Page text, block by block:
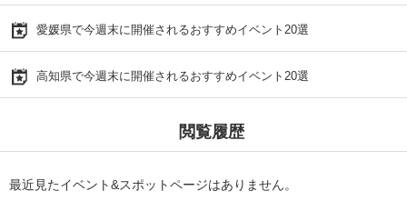
愛媛県で今週末に開催されるおすすめイベント20選
高知県で今週末に開催されるおすすめイベント20選
閲覧履歴
最近見たイベント&スポットページはありません。